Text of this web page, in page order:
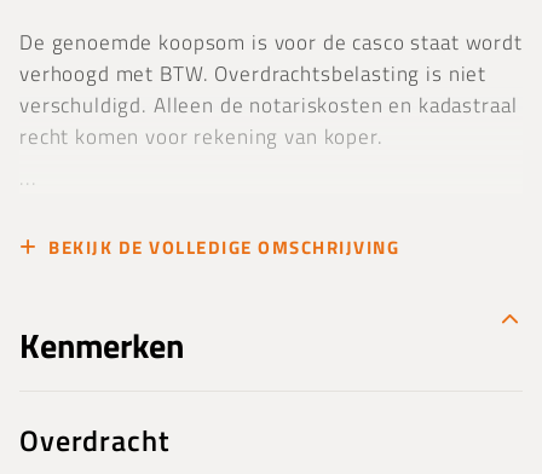
De genoemde koopsom is voor de casco staat wordt
verhoogd met BTW. Overdrachtsbelasting is niet
verschuldigd. Alleen de notariskosten en kadastraal
recht komen voor rekening van koper.
...
BEKIJK DE VOLLEDIGE OMSCHRIJVING
Kenmerken
Overdracht